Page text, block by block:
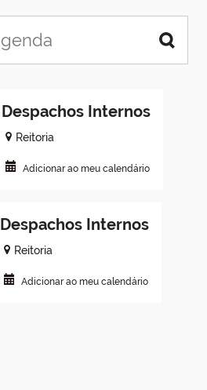
Despachos Internos
Reitoria
Adicionar ao meu calendário
Despachos Internos
Reitoria
Adicionar ao meu calendário